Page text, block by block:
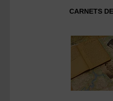
CARNETS